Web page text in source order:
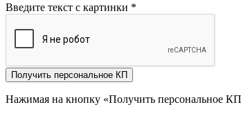
Введите текст с картинки *
Получить персональное КП
Нажимая на кнопку «Получить персональное